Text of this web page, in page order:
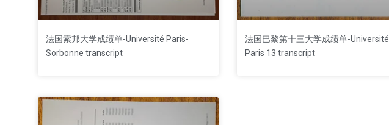
法国索邦大学成绩单-Université Paris-
Sorbonne transcript
法国巴黎第十三大学成绩单-Université
Paris 13 transcript